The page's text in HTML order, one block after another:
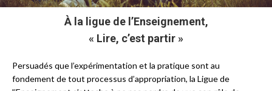
Àla ligue de l’Enseignement,
« Lire, c’est partir »
Persuadés que l’expérimentation et la pratique sont au
fondement de tout processus d’appropriation, la Ligue de